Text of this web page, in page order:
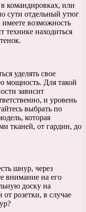
командировках, или
сути отдельный утюг
возможность
технике находиться
уделять свое
мощность. Для такой
зависит
и уровень
выбрать по
которая
тканей, от гардин, до
шнур, через
внимание на его
доску на
розетки, в случае